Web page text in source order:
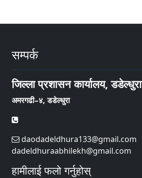
सम्पर्क
जिल्ला प्रशासन कार्यालय, डडेल्धुरा
अमरगढी–४, डडेल्धुरा
daodadeldhura133@gmail.com
dadeldhuraabhilekh@gmail.com
हामीलाई फलो गर्नुहोस्